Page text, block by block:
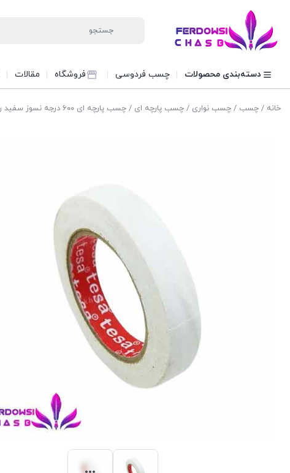
دسته‌بندی محصولات چسب فردوسی فروشگاه مقالات
خانه / چسب / چسب نواری / چسب پارچه ای / چسب پارچه ای ۶۰۰ درجه نسوز سفید رول ۱متری